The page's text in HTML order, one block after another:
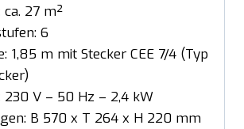
ca. 27 m²
6
1,85 m mit Stecker CEE 7/4 (Typ
230 V – 50 Hz – 2,4 kW
B 570 x T 264 x H 220 mm